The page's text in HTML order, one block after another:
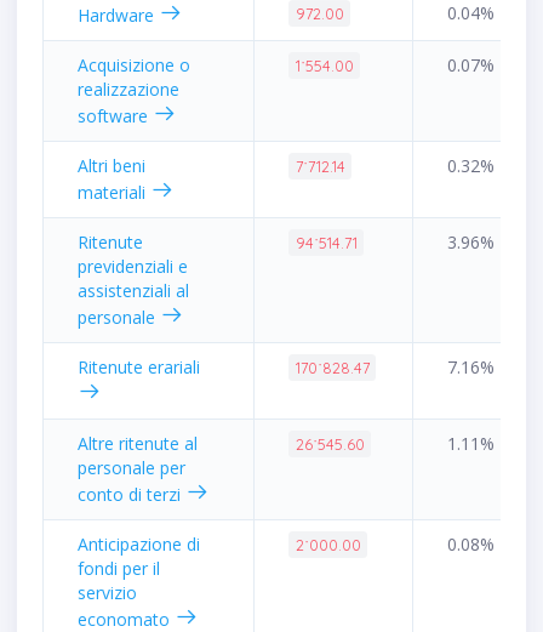
Hardware 972.00 0.04%
Acquisizione o
realizzazione
software
1˙554.00 0.07%
Altri beni
materiali
7˙712.14 0.32%
Ritenute
previdenziali e
assistenziali al
personale
94˙514.71 3.96%
Ritenute erariali 170˙828.47 7.16%
Altre ritenute al
personale per
conto di terzi
26˙545.60 1.11%
Anticipazione di
fondi per il
servizio
economato
2˙000.00 0.08%